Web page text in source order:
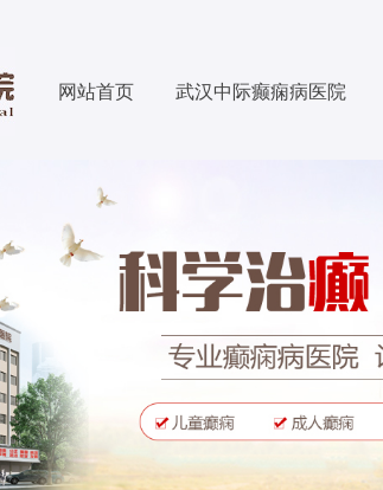
网站首页 武汉中际癫痫病医院